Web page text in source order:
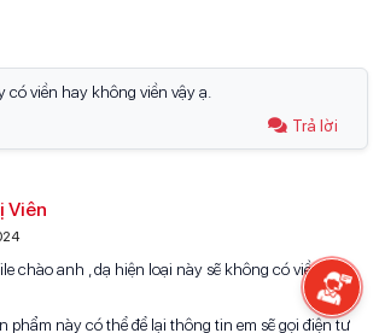
viền hay không viền vậy ạ.
Trả lời
Viên
chào anh , dạ hiện loại này sẽ không có viền ạ
phẩm này có thể để lại thông tin em sẽ gọi điện tư